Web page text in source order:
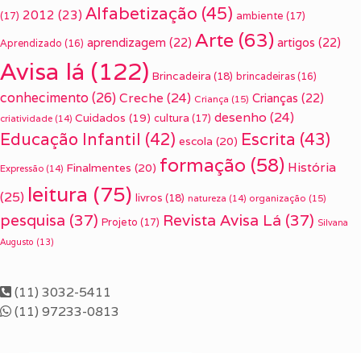
(17) 2012 (23) Alfabetização (45) ambiente (17)
Aprendizado (16) aprendizagem (22) Arte (63) artigos (22)
Avisa lá (122) Brincadeira (18) brincadeiras (16)
conhecimento(26) Creche (24) Criança (15) Crianças (22)
criatividade (14) Cuidados (19) cultura (17) desenho (24)
Educação Infantil (42) escola (20) Escrita (43)
Expressão (14) Finalmentes (20) formação (58) História
(25) leitura (75) livros (18) natureza (14) organização (15)
pesquisa (37) Projeto (17) Revista Avisa Lá (37) Silvana
Augusto (13)
(11) 3032-5411
(11) 97233-0813